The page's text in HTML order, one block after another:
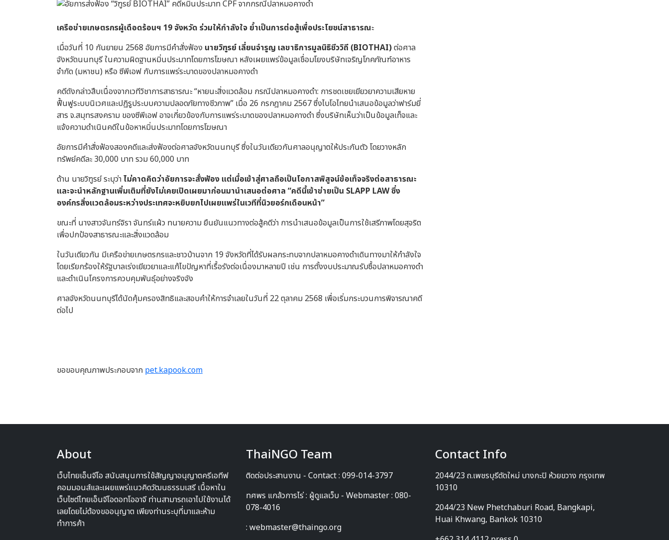
เครือข่ายเกษตรกรผู้เดือดร้อนฯ 19 จังหวัด ร่วมให้กำลังใจ ย้ำเป็นการต่อสู้เพื่อประโยชน์สาธารณะ
เมื่อวันที่ 10 กันยายน 2568 อัยการมีคำสั่งฟ้อง นายวิฑูรย์ เลี่ยนจำรูญ เลขาธิการมูลนิธิชีววิถี (BIOTHAI)ต่อศาล
จังหวัดนนทบุรี ในความผิดฐานหมิ่นประมาทโดยการโฆษณา หลังเผยแพร่ข้อมูลเชื่อมโยงบริษัทเจริญโภคภัณฑ์อาหาร
จำกัด (มหาชน) หรือ ซีพีเอฟ กับการแพร่ระบาดของปลาหมอคางดำ
คดีดังกล่าวสืบเนื่องจากเวทีวิชาการสาธารณะ “หายนะสิ่งแวดล้อม กรณีปลาหมอคางดำ: การชดเชยเยียวยาความเสียหาย
ฟื้นฟูระบบนิเวศและปฏิรูประบบความปลอดภัยทางชีวภาพ” เมื่อ 26 กรกฎาคม 2567 ซึ่งไบโอไทยนำเสนอข้อมูลว่าฟาร์มยี่
สาร จ.สมุทรสงคราม ของซีพีเอฟ อาจเกี่ยวข้องกับการแพร่ระบาดของปลาหมอคางดำ ซึ่งบริษัทเห็นว่าเป็นข้อมูลเท็จและ
แจ้งความดำเนินคดีในข้อหาหมิ่นประมาทโดยการโฆษณา
อัยการมีคำสั่งฟ้องสองคดีและส่งฟ้องต่อศาลจังหวัดนนทบุรี ซึ่งในวันเดียวกันศาลอนุญาตให้ประกันตัว โดยวางหลัก
ทรัพย์คดีละ 30,000 บาท รวม 60,000 บาท
ด้าน นายวิฑูรย์ระบุว่าไม่คาดคิดว่าอัยการจะสั่งฟ้อง แต่เมื่อเข้าสู่ศาลถือเป็นโอกาสพิสูจน์ข้อเท็จจริงต่อสาธารณะ
และจะนำหลักฐานเพิ่มเติมที่ยังไม่เคยเปิดเผยมาก่อนมานำเสนอต่อศาล “คดีนี้เข้าข่ายเป็น SLAPP LAWซึ่ง
องค์กรสิ่งแวดล้อมระหว่างประเทศจะหยิบยกไปเผยแพร่ในเวทีที่นิวยอร์กเดือนหน้า”
ขณะที่ นางสาวจันทร์จิรา จันทร์แผ้ว ทนายความ ยืนยันแนวทางต่อสู้คดีว่า การนำเสนอข้อมูลเป็นการใช้เสรีภาพโดยสุจริต
เพื่อปกป้องสาธารณะและสิ่งแวดล้อม
ในวันเดียวกัน มีเครือข่ายเกษตรกรและชาวบ้านจาก 19 จังหวัดที่ได้รับผลกระทบจากปลาหมอคางดำเดินทางมาให้กำลังใจ
โดยเรียกร้องให้รัฐบาลเร่งเยียวยาและแก้ไขปัญหาที่เรื้อรังต่อเนื่องมาหลายปี เช่น การตั้งงบประมาณรับซื้อปลาหมอคางดำ
และดำเนินโครงการควบคุมพันธุ์อย่างจริงจัง
ศาลจังหวัดนนทบุรีได้นัดคุ้มครองสิทธิและสอบคำให้การจำเลยในวันที่ 22 ตุลาคม 2568 เพื่อเริ่มกระบวนการพิจารณาคดี
ต่อไป
ขอขอบคุณภาพประกอบจาก pet.kapook.com
About
เว็บไทยเอ็นจีโอ สนับสนุนการใช้สัญญาอนุญาตครีเอทีฟ
คอมมอนส์และเผยแพร่แนวคิดวัฒนธรรมเสรี เนื้อหาใน
เว็บไซต์ไทยเอ็นจีโอดอทโออาจี ท่านสามารถเอาไปใช้งานได้
เลยโดยไม่ต้องขออนุญาต เพียงท่านระบุที่มาและห้าม
ทำการค้า
ThaiNGO Team
ติดต่อประสานงาน - Contact : 099-014-3797
ทศพร แกล้วการไร่ : ผู้ดูแลเว็บ - Webmaster : 080-
078-4016
: webmaster@thaingo.org
Contact Info
2044/23 ถ.เพชรบุรีตัดใหม่ บางกะปิ ห้วยขวาง กรุงเทพ
10310
2044/23 New Phetchaburi Road, Bangkapi,
Huai Khwang, Bankok 10310